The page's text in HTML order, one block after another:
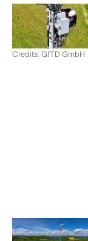
Credits: GfTD GmbH